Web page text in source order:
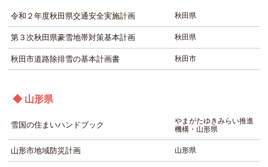
令和２年度秋田県交通安全実施計画 秋田県
第３次秋田県豪雪地帯対策基本計画 秋田県
秋田市道路除排雪の基本計画書 秋田市
◆ 山形県
雪国の住まいハンドブック
やまがたゆきみらい推進
機構・山形県
山形市地域防災計画 山形県